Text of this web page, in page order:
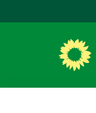
zum